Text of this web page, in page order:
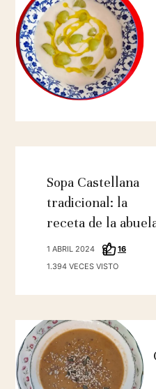
Sopa Castellana
tradicional: la
receta de la
1 ABRIL 2024
16
1.394 VECES VISTO